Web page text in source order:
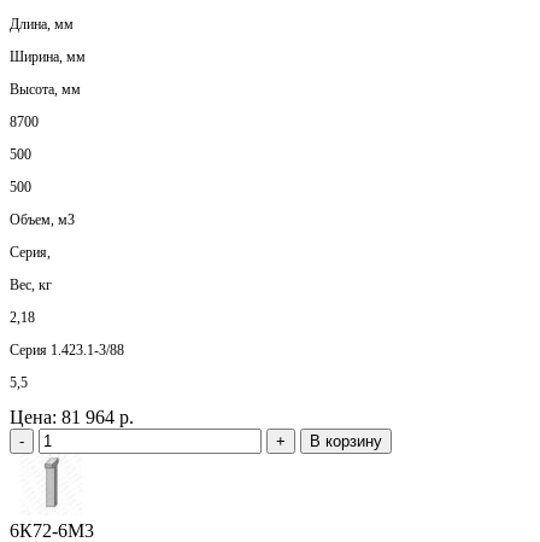
Длина, мм
Ширина, мм
Высота, мм
8700
500
500
Объем, м3
Серия,
Вес, кг
2,18
Серия 1.423.1-3/88
5,5
Цена: 81 964 р.
- + В корзину
6К72-6М3